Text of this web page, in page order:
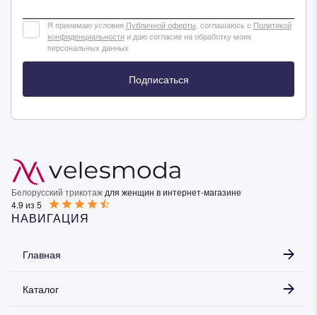
Я принимаю условия Публичной оферты , соглашаюсь с Политикой
конфиденциальностии даю согласие на обработку моих
персональных данных
Подписаться
Белорусский трикотаж для женщин в интернет-магазине
4.9 из 5
НАВИГАЦИЯ
Главная
Каталог